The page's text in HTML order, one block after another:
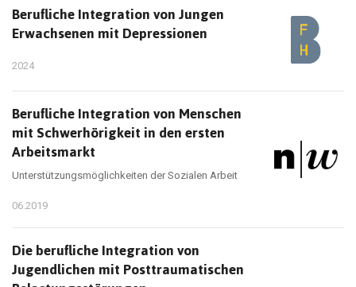
Berufliche Integration von Jungen
Erwachsenen mit Depressionen
2024
Berufliche Integration von Menschen
mit Schwerhörigkeit in den ersten
Arbeitsmarkt
Unterstützungsmöglichkeiten der Sozialen Arbeit
06.2019
Die berufliche Integration von
Jugendlichen mit Posttraumatischen